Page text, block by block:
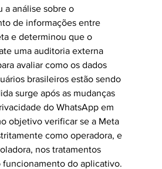
a análise sobre o
de informações entre
e determinou que o
uma auditoria externa
avaliar como os dados
brasileiros estão sendo
surge após as mudanças
do WhatsApp em
objetivo verificar se a Meta
como operadora, e
nos tratamentos
funcionamento do aplicativo.